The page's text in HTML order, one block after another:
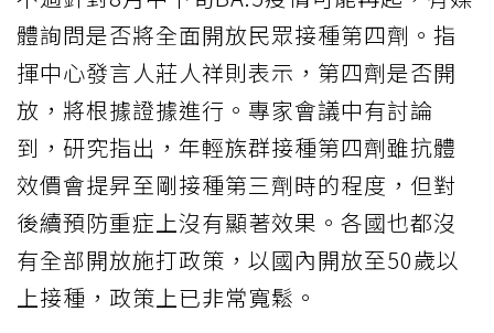
體詢問是否將全面開放民眾接種第四劑。指
揮中心發言人莊人祥則表示，第四劑是否開
放，將根據證據進行。專家會議中有討論
到，研究指出，年輕族群接種第四劑雖抗體
效價會提昇至剛接種第三劑時的程度，但對
後續預防重症上沒有顯著效果。各國也都沒
有全部開放施打政策，以國內開放至50歲以
上接種，政策上已非常寬鬆。